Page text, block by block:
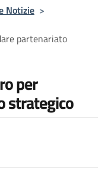
Notizie >
partenariato
per
strategico